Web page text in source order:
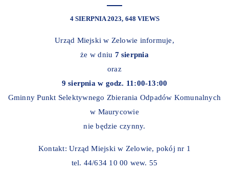
4 SIERPNIA 2023 648 VIEWS
Urząd Miejski w Zelowie informuje,
że w dniu 7 sierpnia
oraz
9 sierpnia w godz. 11:00-13:00
Gminny Punkt Selektywnego Zbierania Odpadów Komunalnych
w Maurycowie
nie będzie czynny.
Kontakt: Urząd Miejski w Zelowie, pokój nr 1
tel. 44/634 10 00 wew. 55